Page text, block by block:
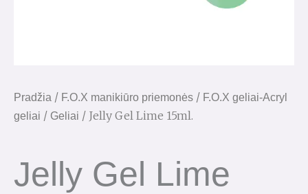
Pradžia / F.O.X manikiūro priemonės / F.O.X geliai-Acryl
geliai / Geliai / Jelly Gel Lime 15ml.
Jelly Gel Lime